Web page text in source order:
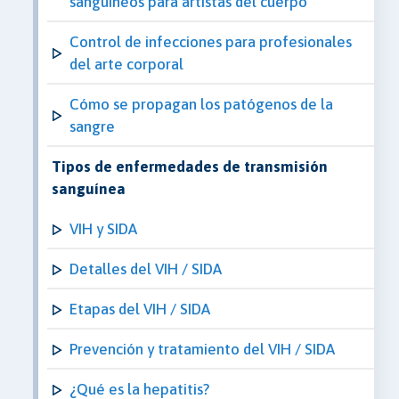
Control de infecciones para profesionales
del arte corporal
Cómo se propagan los patógenos de la
sangre
Tipos de enfermedades de transmisión
sanguínea
VIH y SIDA
Detalles del VIH / SIDA
Etapas del VIH / SIDA
Prevención y tratamiento del VIH / SIDA
¿Qué es la hepatitis?